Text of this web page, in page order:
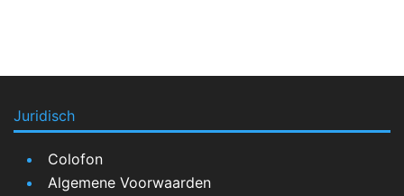
Juridisch
Colofon
Algemene Voorwaarden